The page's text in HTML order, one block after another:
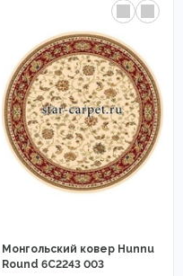
Монгольский ковер Hunnu
Round 6C2243 003